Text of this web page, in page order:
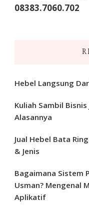
08383.7060.702
Hebel Langsung
Kuliah Sambil
Alasannya
Jual Hebel Bata
& Jenis
Bagaimana Sistem
Usman? Mengenal
Aplikatif